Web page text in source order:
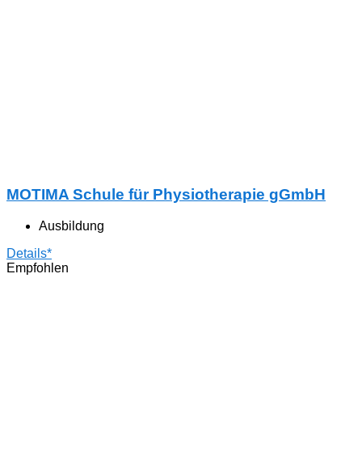
MOTIMA Schule für Physiotherapie gGmbH
Ausbildung
Details*
Empfohlen